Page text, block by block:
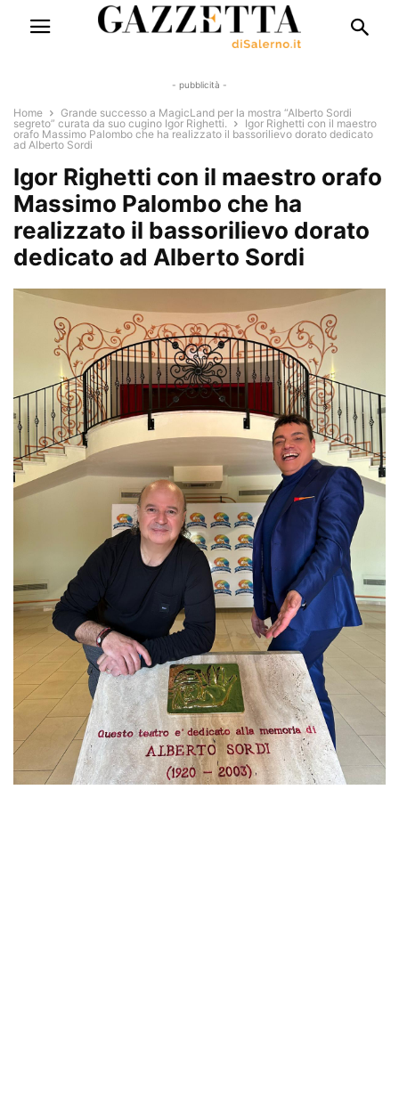
- pubblicità -
Home
Grande successo a MagicLand per la mostra “Alberto Sordi
segreto” curata da suo cugino Igor Righetti.
Igor Righetti con il maestro
orafo Massimo Palombo che ha realizzato il bassorilievo dorato dedicato
ad Alberto Sordi
Igor Righetti con il maestro orafo
Massimo Palombo che ha
realizzato il bassorilievo dorato
dedicato ad Alberto Sordi